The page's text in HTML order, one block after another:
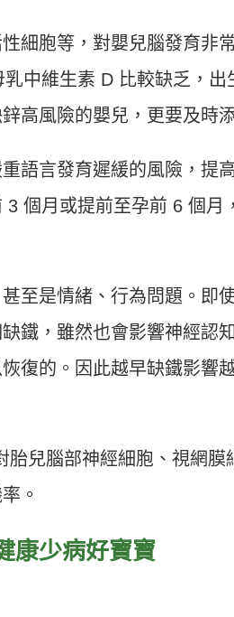
細胞等，對嬰兒腦發育非
中維生素 D 比較缺乏，出
高風險的嬰兒，更要及時
語言發育遲緩的風險，提
個月或提前至孕前 6 個月
至是情緒、行為問題。即
鐵，雖然也會影響神經認
復的。因此越早缺鐵影響
胎兒腦部神經細胞、視網膜
。
康少病好寶寶